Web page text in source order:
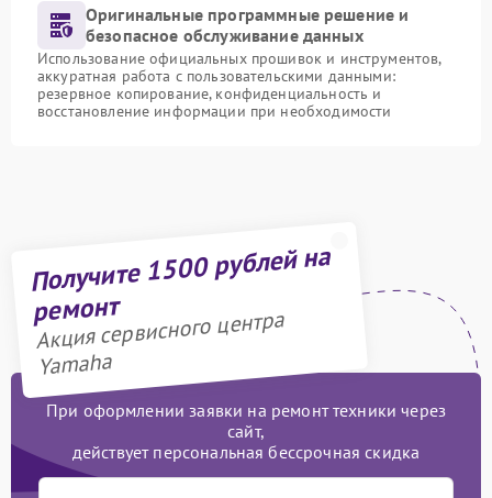
Оригинальные программные решение и
безопасное обслуживание данных
Использование официальных прошивок и инструментов,
аккуратная работа с пользовательскими данными:
резервное копирование, конфиденциальность и
восстановление информации при необходимости
Получите 1500 рублей на
ремонт
Акция сервисного центра
Yamaha
При оформлении заявки на ремонт техники через
сайт,
действует персональная бессрочная скидка